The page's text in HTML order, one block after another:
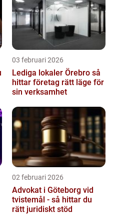
03 februari 2026
Lediga lokaler Örebro så
hittar företag rätt läge för
sin verksamhet
02 februari 2026
Advokat i Göteborg vid
tvistemål - så hittar du
rätt juridiskt stöd